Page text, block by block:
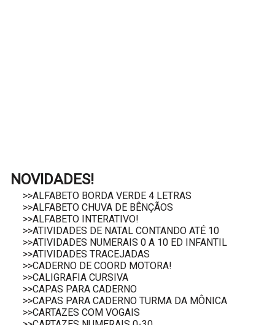
NOVIDADES!
>>ALFABETO BORDA VERDE 4 LETRAS
>>ALFABETO CHUVA DE BÊNÇÃOS
>>ALFABETO INTERATIVO!
>>ATIVIDADES DE NATAL CONTANDO ATÉ 10
>>ATIVIDADES NUMERAIS 0 A 10 ED INFANTIL
>>ATIVIDADES TRACEJADAS
>>CADERNO DE COORD MOTORA!
>>CALIGRAFIA CURSIVA
>>CAPAS PARA CADERNO
>>CAPAS PARA CADERNO TURMA DA MÔNICA
>>CARTAZES COM VOGAIS